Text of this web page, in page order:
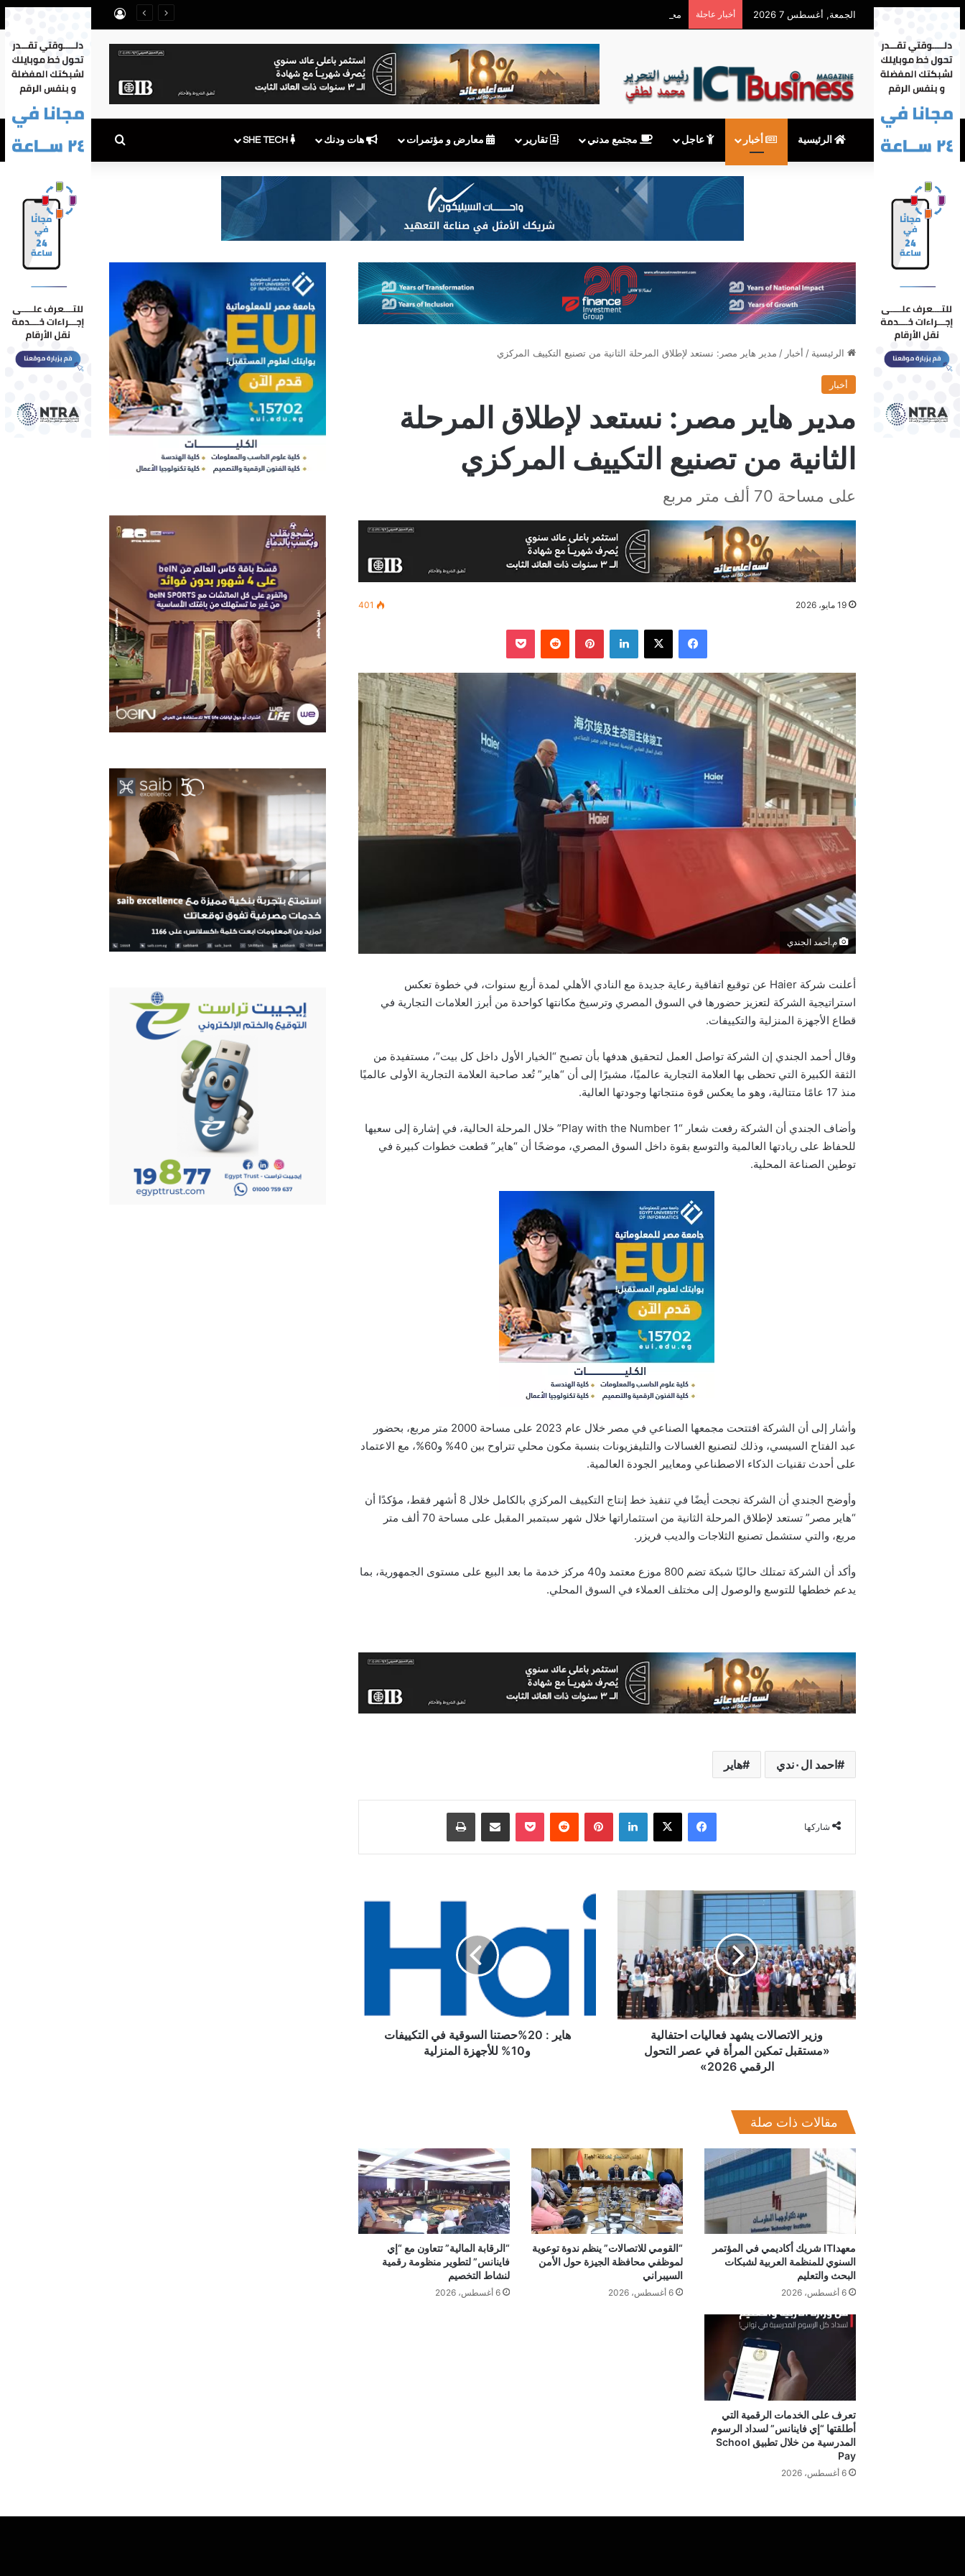
الجمعة, أغسطس 7 2026 أخبار عاجلة محمود توفيق يكتب: بعد توقف MyNTRA.. هل يكفي شعار «نقوم بالتحديث»؟ تسجيل الدخول
الرئيسية أخبار عاجل مجتمع مدني تقارير معارض و مؤتمرات هات ودنك بحث عن
الرئيسية / أخبار / مدير هاير مصر: نستعد لإطلاق المرحلة الثانية من تصنيع التكييف المركزي
أخبار
مدير هاير مصر: نستعد لإطلاق المرحلة
الثانية من تصنيع التكييف المركزي
على مساحة 70 ألف متر مربع
19 مايو، 2026 401
فيسبوك ‫X لينكدإن بينتيريست
‏Reddit
‫Pocket
م.أحمد الجندي
أعلنت شركة Haier عن توقيع اتفاقية رعاية جديدة مع النادي الأهلي لمدة أربع سنوات، في خطوة تعكس
استراتيجية الشركة لتعزيز حضورها في السوق المصري وترسيخ مكانتها كواحدة من أبرز العلامات التجارية في
قطاع الأجهزة المنزلية والتكييفات.
وقال أحمد الجندي إن الشركة تواصل العمل لتحقيق هدفها بأن تصبح “الخيار الأول داخل كل بيت”، مستفيدة من
الثقة الكبيرة التي تحظى بها العلامة التجارية عالميًا، مشيرًا إلى أن “هاير” تُعد صاحبة العلامة التجارية الأولى عالميًا
منذ 17 عامًا متتالية، وهو ما يعكس قوة منتجاتها وجودتها العالية.
وأضاف الجندي أن الشركة رفعت شعار “Play with the Number 1” خلال المرحلة الحالية، في إشارة إلى سعيها
للحفاظ على ريادتها العالمية والتوسع بقوة داخل السوق المصري، موضحًا أن “هاير” قطعت خطوات كبيرة في
توطين الصناعة المحلية.
وأشار إلى أن الشركة افتتحت مجمعها الصناعي في مصر خلال عام 2023 على مساحة 2000 متر مربع، بحضور
عبد الفتاح السيسي، وذلك لتصنيع الغسالات والتليفزيونات بنسبة مكون محلي تتراوح بين 40% و60%، مع الاعتماد
على أحدث تقنيات الذكاء الاصطناعي ومعايير الجودة العالمية.
وأوضح الجندي أن الشركة نجحت أيضًا في تنفيذ خط إنتاج التكييف المركزي بالكامل خلال 8 أشهر فقط، مؤكدًا أن
“هاير مصر” تستعد لإطلاق المرحلة الثانية من استثماراتها خلال شهر سبتمبر المقبل على مساحة 70 ألف متر
مربع، والتي ستشمل تصنيع الثلاجات والديب فريزر.
وأكد أن الشركة تمتلك حاليًا شبكة تضم 800 موزع معتمد و40 مركز خدمة ما بعد البيع على مستوى الجمهورية، بما
يدعم خططها للتوسع والوصول إلى مختلف العملاء في السوق المحلي.
احمد ال٠ندي هاير
شاركها
فيسبوك ‫X لينكدإن بينتيريست
‏Reddit
‫Pocket مشاركة عبر البريد طباعة
فعاليات
احتفالية
«مستقبل
تمكين
المرأة
في
وزير الاتصالات يشهد فعاليات احتفالية
«مستقبل تمكين المرأة في عصر التحول
الرقمي 2026»
هاير
20%حصتنا
المنزلية
هاير : 20%حصتنا السوقية في التكييفات
و10% للأجهزة المنزلية
مقالات ذات صلة
معهدITI شريك أكاديمي في المؤتمر
السنوي للمنظمة العربية لشبكات
البحث والتعليم
6 أغسطس، 2026
“القومي للاتصالات” ينظم ندوة توعوية
لموظفي محافظة الجيزة حول الأمن
السيبراني
6 أغسطس، 2026
“الرقابة المالية” تتعاون مع “إي
فاينانس” لتطوير منظومة رقمية
لنشاط التخصيم
6 أغسطس، 2026
تعرف على الخدمات الرقمية التي
أطلقتها “إي فاينانس” لسداد الرسوم
المدرسية من خلال تطبيق School
Pay
6 أغسطس، 2026